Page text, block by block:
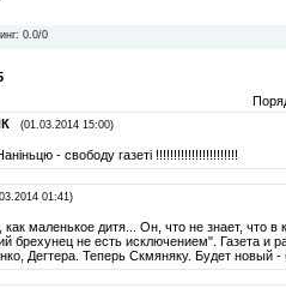
: 0.0/0
(01.03.2014 15:00)
- свободу газеті !!!!!!!!!!!!!!!!!!!!!!!
01:41)
как маленькое дитя... Он, что не знает,
брехунец не есть исключением". Газета и
Дегтера. Теперь Скмяняку. Будет новый -